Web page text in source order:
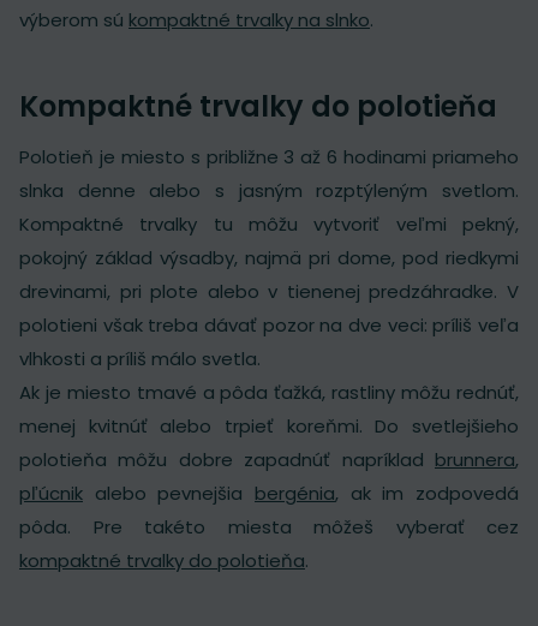
výberom sú kompaktné trvalky na slnko.
Kompaktné trvalky do polotieňa
Polotieň je miesto s približne 3 až 6 hodinami priameho
slnka denne alebo s jasným rozptýleným svetlom.
Kompaktné trvalky tu môžu vytvoriť veľmi pekný,
pokojný základ výsadby, najmä pri dome, pod riedkymi
drevinami, pri plote alebo v tienenej predzáhradke. V
polotieni však treba dávať pozor na dve veci: príliš veľa
vlhkosti a príliš málo svetla.
Ak je miesto tmavé a pôda ťažká, rastliny môžu rednúť,
menej kvitnúť alebo trpieť koreňmi. Do svetlejšieho
polotieňa môžu dobre zapadnúť napríklad brunnera,
pľúcnik alebo pevnejšia bergénia, ak im zodpovedá
pôda. Pre takéto miesta môžeš vyberať cez
kompaktné trvalky do polotieňa.